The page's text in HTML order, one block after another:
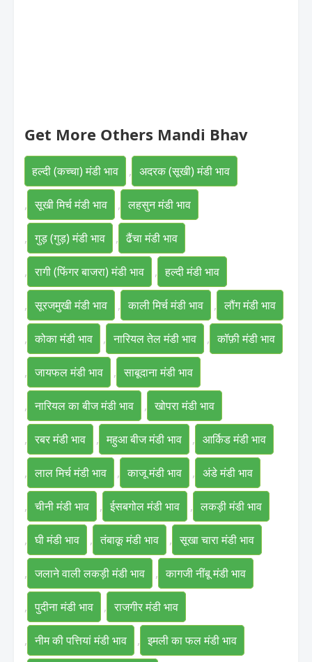
Get More Others Mandi Bhav
हल्दी (कच्चा) मंडी भाव , अदरक (सूखी) मंडी भाव
, सूखी मिर्च मंडी भाव , लहसुन मंडी भाव
, गुड़ (गुड़) मंडी भाव , ढैंचा मंडी भाव
, रागी (फिंगर बाजरा) मंडी भाव , हल्दी मंडी भाव
, सूरजमुखी मंडी भाव , काली मिर्च मंडी भाव , लौंग मंडी भाव
, कोका मंडी भाव , नारियल तेल मंडी भाव , कॉफ़ी मंडी भाव
, जायफल मंडी भाव , साबूदाना मंडी भाव
, नारियल का बीज मंडी भाव , खोपरा मंडी भाव
, रबर मंडी भाव , महुआ बीज मंडी भाव , आर्किड मंडी भाव
, लाल मिर्च मंडी भाव , काजू मंडी भाव , अंडे मंडी भाव
, चीनी मंडी भाव , ईसबगोल मंडी भाव , लकड़ी मंडी भाव
, घी मंडी भाव , तंबाकू मंडी भाव , सूखा चारा मंडी भाव
, जलाने वाली लकड़ी मंडी भाव , कागजी नींबू मंडी भाव
, पुदीना मंडी भाव , राजगीर मंडी भाव
, नीम की पत्तियां मंडी भाव , इमली का फल मंडी भाव